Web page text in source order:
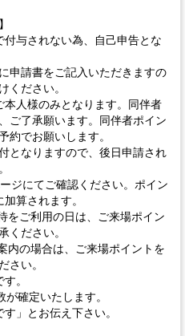
与されない為、自己申告とな
申請書をご記入いただきますの
ください。
人様のみとなります。同伴者
ご了承願います。同伴者ポイン
約でお願いします。
となりますので、後日申請され
ジにてご確認ください。ポイン
算されます。
ご利用の日は、ご来場ポイン
ください。
の場合は、ご来場ポイントを
さい。
。
確定いたします。
」とお伝え下さい。